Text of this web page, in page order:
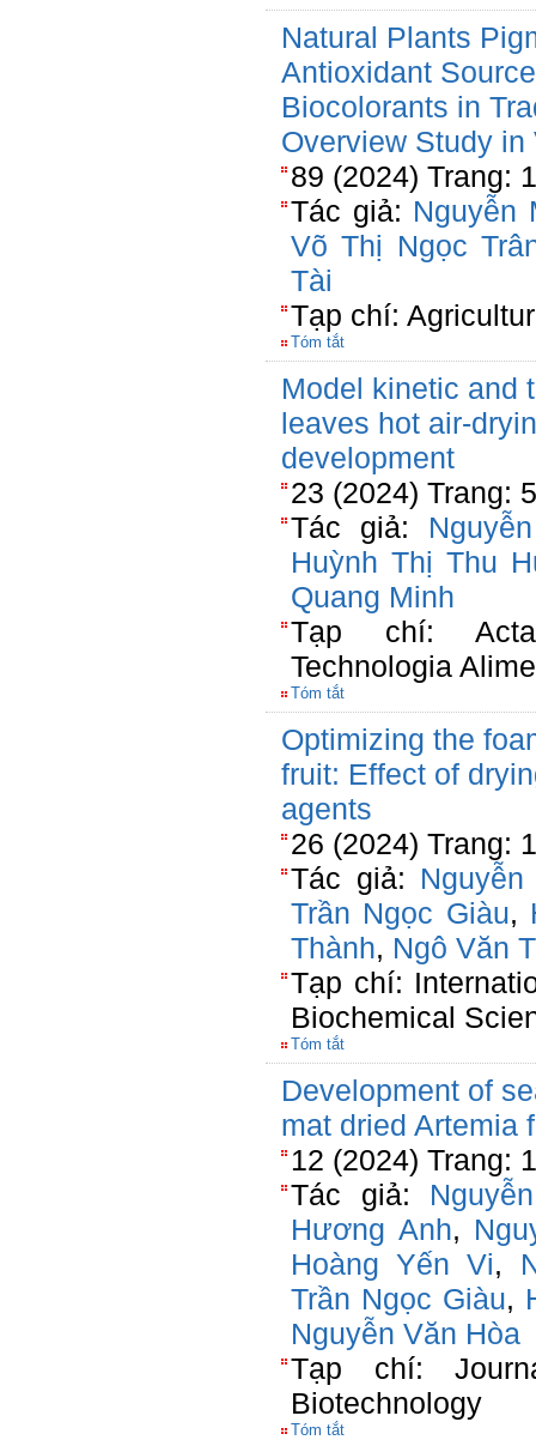
Natural Plants
Antioxidant
Biocolorants in
Overview Study in
89 (2024) Trang:
Tác giả: Nguyễn
Võ Thị Ngọc
Tài
Tạp chí:
Tóm tắt
Model kinetic and
leaves hot air-
development
23 (2024) Trang:
Tác giả:
Huỳnh Thị Thu
Quang Minh
Tạp chí: Acta
Technologia
Tóm tắt
Optimizing the
fruit: Effect of
agents
26 (2024) Trang:
Tác giả:
Trần Ngọc Giàu,
Thành, Ngô Văn
Tạp chí:
Biochemical
Tóm tắt
Development of
mat dried Artemia
12 (2024) Trang:
Tác giả:
Hương Anh,
Hoàng Yến Vi,
Trần Ngọc Giàu,
Nguyễn Văn Hòa
Tạp chí:
Biotechnology
Tóm tắt